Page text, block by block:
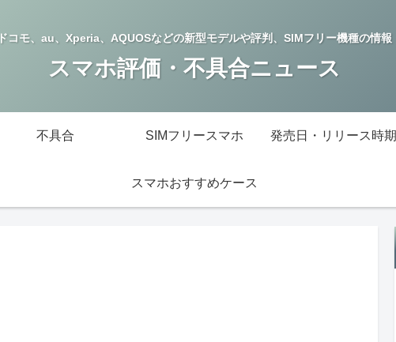
ドコモ、au、Xperia、AQUOSなどの新型モデルや評判、SIMフリー機種の情報
スマホ評価・不具合ニュース
不具合 SIMフリースマホ 発売日・リリース時期
スマホおすすめケース